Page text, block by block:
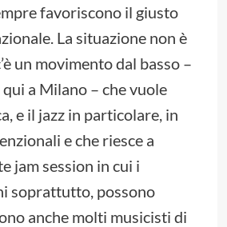
favoriscono il giusto
La situazione non è
un movimento dal basso –
a Milano – che vuole
e il jazz in particolare, in
e che riesce a
jam session in cui i
soprattutto, possono
anche molti musicisti di